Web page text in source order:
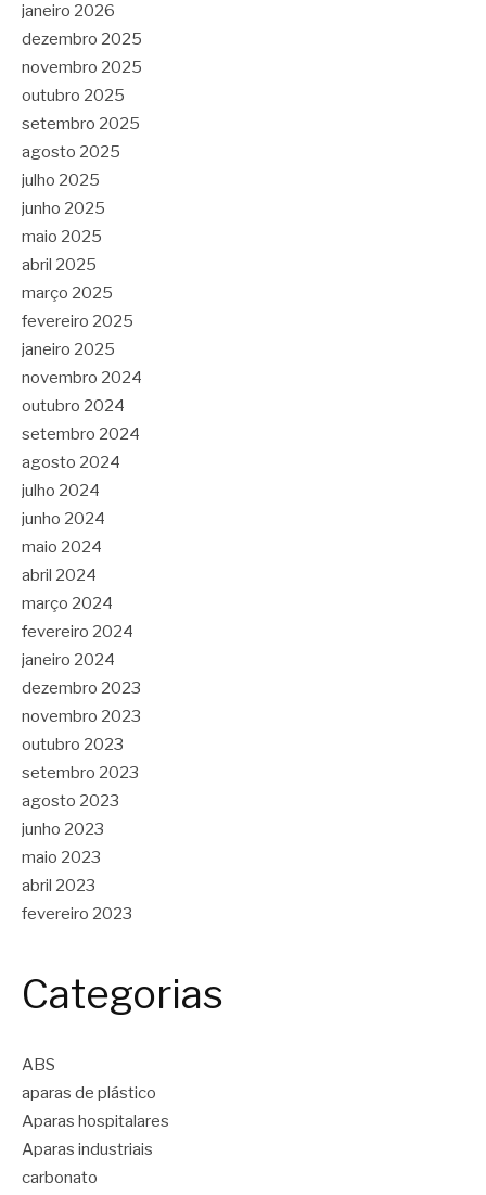
janeiro 2026
dezembro 2025
novembro 2025
outubro 2025
setembro 2025
agosto 2025
julho 2025
junho 2025
maio 2025
abril 2025
março 2025
fevereiro 2025
janeiro 2025
novembro 2024
outubro 2024
setembro 2024
agosto 2024
julho 2024
junho 2024
maio 2024
abril 2024
março 2024
fevereiro 2024
janeiro 2024
dezembro 2023
novembro 2023
outubro 2023
setembro 2023
agosto 2023
junho 2023
maio 2023
abril 2023
fevereiro 2023
Categorias
ABS
aparas de plástico
Aparas hospitalares
Aparas industriais
carbonato